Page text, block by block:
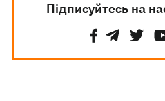
Підписуйтесь на